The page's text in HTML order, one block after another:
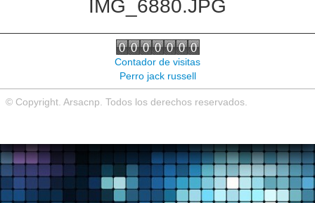
IMG_6880.JPG
Contador de visitas
Perro jack russell
© Copyright. Arsacnp. Todos los derechos reservados.